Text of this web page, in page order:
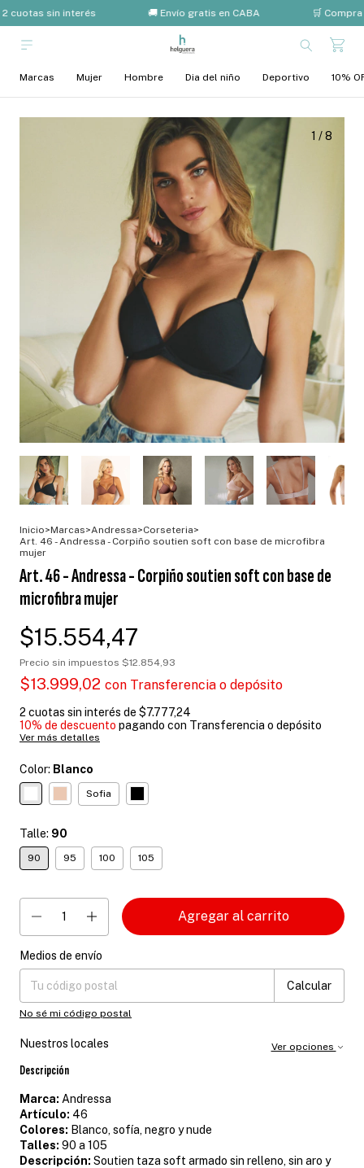
cuotas sin interés 🚚 Envío gratis en CABA 🛒 Compra
Marcas Mujer Hombre Dia del niño Deportivo 10%
1 /8
Inicio>Marcas>Andressa>Corseteria>
Art. 46 - Andressa - Corpiño soutien soft con base de microfibra
mujer
Art. 46 - Andressa - Corpiño soutien soft con base de
microfibra mujer
$15.554,47
Precio sin impuestos $12.854,93
$13.999,02 con Transferencia o depósito
2 cuotas sin interés de $7.777,24
10% de descuento pagando con Transferencia o depósito
Ver más detalles
Color: Blanco
Sofia
Talle: 90
90 95 100 105
Entregas para el CP:
Medios de envío
Calcular
No sé mi código postal
Nuestros locales Ver opciones
Descripción
Marca: Andressa
Artículo: 46
Colores: Blanco, sofía, negro y nude
Talles: 90 a 105
Descripción: Soutien taza soft armado sin relleno, sin aro y